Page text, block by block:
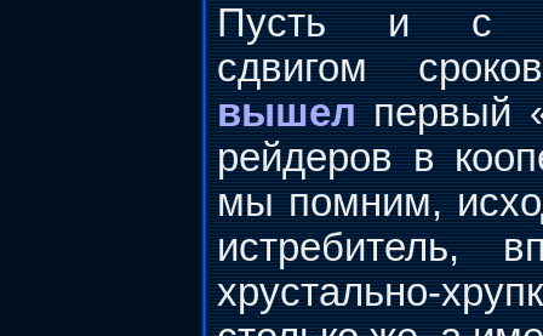
Пусть и с
сдвигом
вышелпервый
рейдеров в
мы помним,
истребитель,
хрустально-